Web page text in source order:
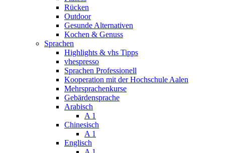
Rücken
Outdoor
Gesunde Alternativen
Kochen & Genuss
Sprachen
Highlights & vhs Tipps
vhespresso
Sprachen Professionell
Kooperation mit der Hochschule Aalen
Mehrsprachenkurse
Gebärdensprache
Arabisch
A 1
Chinesisch
A 1
Englisch